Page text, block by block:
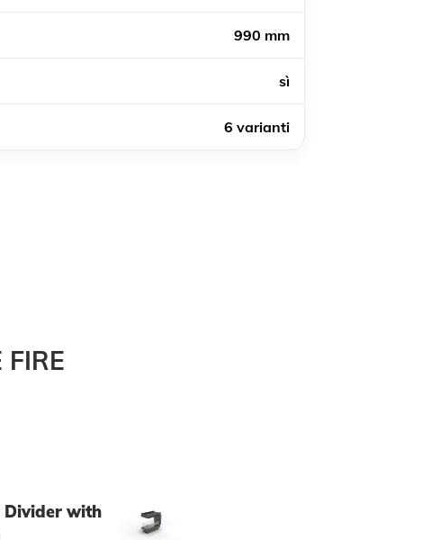
990 mm
sì
6 varianti
FIRE
Divider with